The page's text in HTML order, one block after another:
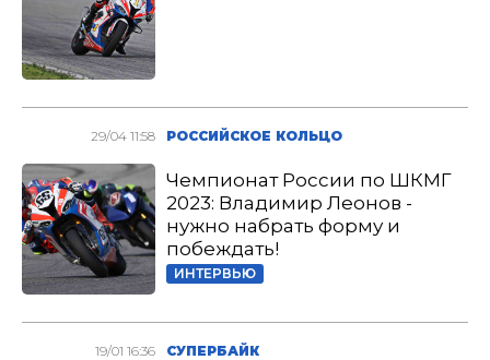
29/04 11:58 РОССИЙСКОЕ КОЛЬЦО
Чемпионат России по ШКМГ
2023: Владимир Леонов -
нужно набрать форму и
побеждать!
ИНТЕРВЬЮ
19/01 16:36 СУПЕРБАЙК